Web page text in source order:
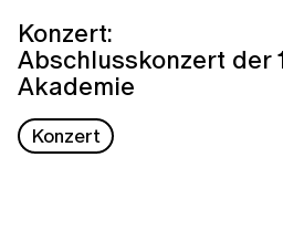
Konzert:
Abschlusskonzert der
Akademie
Konzert